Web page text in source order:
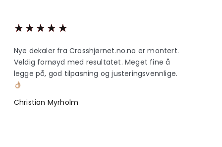
★ ★ ★ ★ ★
Nye dekaler fra Crosshjørnet.no.no er montert.
Veldig fornøyd med resultatet. Meget fine å
legge på, god tilpasning og justeringsvennlige.
Christian Myrholm